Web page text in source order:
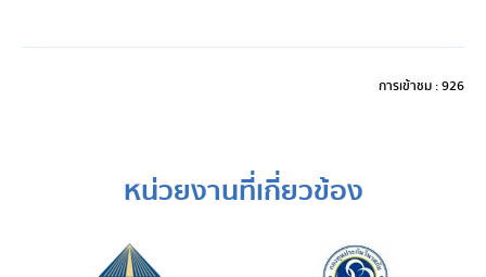
การเข้าชม : 926
หน่วยงานที่เกี่ยวข้อง